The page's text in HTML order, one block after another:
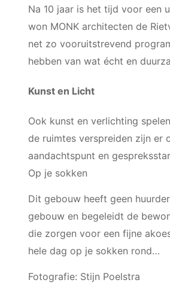
Na 10 jaar is het tijd voor een
won MONK architecten de
net zo vooruitstrevend
hebben van wat écht en
Kunst en Licht
Ook kunst en verlichting
de ruimtes verspreiden zijn er
aandachtspunt en
Op je sokken
Dit gebouw heeft geen
gebouw en begeleidt de
die zorgen voor een fijne
hele dag op je sokken rond…
Fotografie: Stijn Poelstra